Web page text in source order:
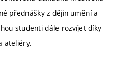
přednášky z dějin umění a
studenti dále rozvíjet díky
ateliéry.